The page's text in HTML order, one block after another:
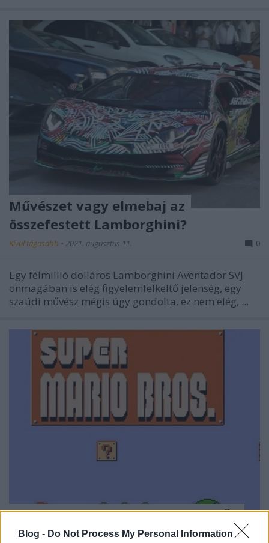
Blog - Do Not Process My Personal Information
Művészet vagy elmebaj az
összefestett Lamborghini?
Kívül tágasabb • 2021. augusztus 11. 0
Egy félmillió dolláros Lamborghini Aventador SVJ
önmagában is elég figyelemfelkeltő jelenség, egy
szaúdi művész mégis úgy gondolta, ez nem elég, ...
Egy Super Mario Bros minden idők
legdrágább játéka